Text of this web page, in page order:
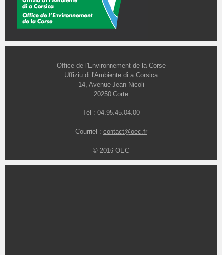
Office de l'Environnement de la Corse
Uffiziu di l'Ambiente di a Corsica
14, Avenue Jean Nicoli
20250 Corte
Tél : 04.95.45.04.00
Courriel : contact@oec.fr
© 2016 OEC